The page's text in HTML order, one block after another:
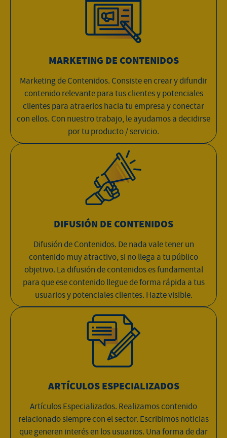
MARKETING DE CONTENIDOS
Marketing de Contenidos. Consiste en crear y difundir
contenido relevante para tus clientes y potenciales
clientes para atraerlos hacia tu empresa y conectar
con ellos. Con nuestro trabajo, le ayudamos a decidirse
por tu producto / servicio.
DIFUSIÓN DE CONTENIDOS
Difusión de Contenidos. De nada vale tener un
contenido muy atractivo, si no llega a tu público
objetivo. La difusión de contenidos es fundamental
para que ese contenido llegue de forma rápida a tus
usuarios y potenciales clientes. Hazte visible.
ARTÍCULOS ESPECIALIZADOS
Artículos Especializados. Realizamos contenido
relacionado siempre con el sector. Escribimos noticias
que generen interés en los usuarios. Una forma de dar